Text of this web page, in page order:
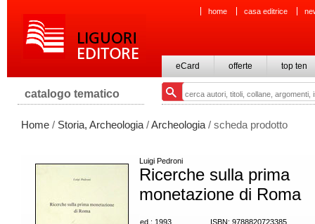
home casa editrice
eCard offerte top ten
catalogo tematico
Home / Storia, Archeologia /Archeologia / scheda prodotto
Luigi Pedroni
Ricerche sulla prima
monetazione di Roma
ed.: 1993
ISBN: 9788820723385